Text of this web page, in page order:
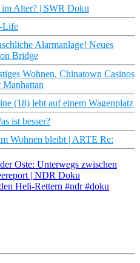
im Alter? | SWR Doku
Life
Alarmanlage! Neues
Bridge
Wohnen, Chinatown Casinos
Manhattan
(18) lebt auf einem Wagenplatz
ist besser?
Wohnen bleibt | ARTE Re:
Oste: Unterwegs zwischen
| NDR Doku
Heli-Rettern #ndr #doku